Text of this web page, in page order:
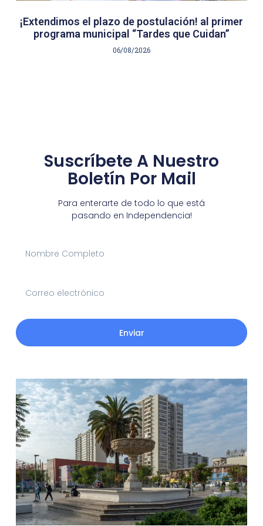
¡Extendimos el plazo de postulación! al primer
programa municipal “Tardes que Cuidan”
06/08/2026
Suscríbete A Nuestro
Boletín Por Mail
Para enterarte de todo lo que está
pasando en Independencia!
Enviar